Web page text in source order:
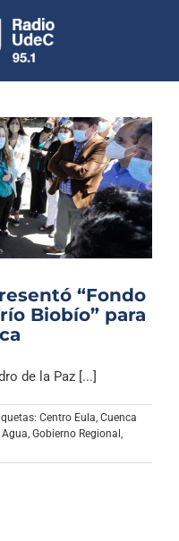
en vivo
“Fondo
Biobío” para
de la Paz [...]
Centro Eula Cuenca
Gobierno Regional